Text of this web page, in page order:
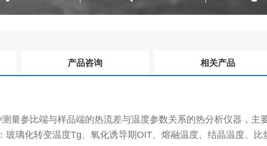
产品咨询 相关产品
量参比端与样品端的热流差与温度参数关系的热分析仪器，主
玻璃化转变温度Tg、氧化诱导期OIT、熔融温度、结晶温度、比